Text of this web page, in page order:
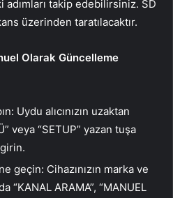
adımları takip edebilirsiniz. SD
üzerinden taratılacaktır.
Olarak Güncelleme
Uydu alıcınızın uzaktan
veya “SETUP” yazan tuşa
geçin: Cihazınızın marka ve
“KANAL ARAMA”, “MANUEL